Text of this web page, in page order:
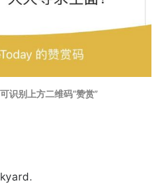
识别上方二维码“赞赏”
.